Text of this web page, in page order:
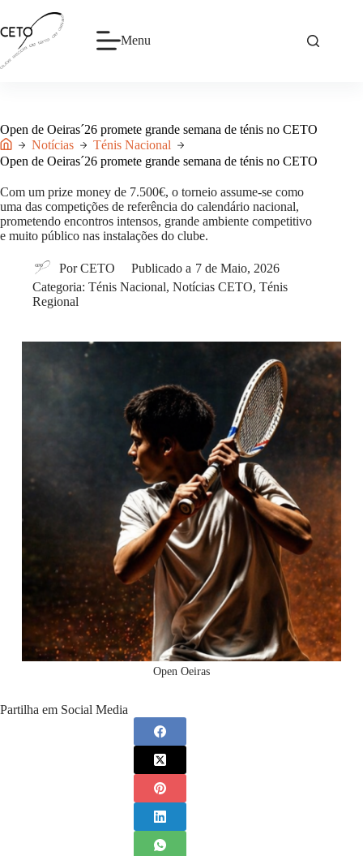
o
conteúdo
Menu
Open de Oeiras´26 promete grande semana de ténis no CETO
Início
Notícias
Ténis Nacional
Open de Oeiras´26 promete grande semana de ténis no CETO
Com um prize money de 7.500€, o torneio assume-se como
uma das competições de referência do calendário nacional,
prometendo encontros intensos, grande ambiente competitivo
e muito público nas instalações do clube.
Por CETO Publicado a 7 de Maio, 2026
Categoria: Ténis Nacional,Notícias CETO,Ténis
Regional
Open Oeiras
Partilha em Social Media